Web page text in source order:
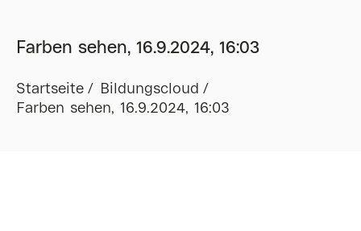
Farben sehen, 16.9.2024, 16:03
Startseite
Bildungscloud
Farben sehen, 16.9.2024, 16:03